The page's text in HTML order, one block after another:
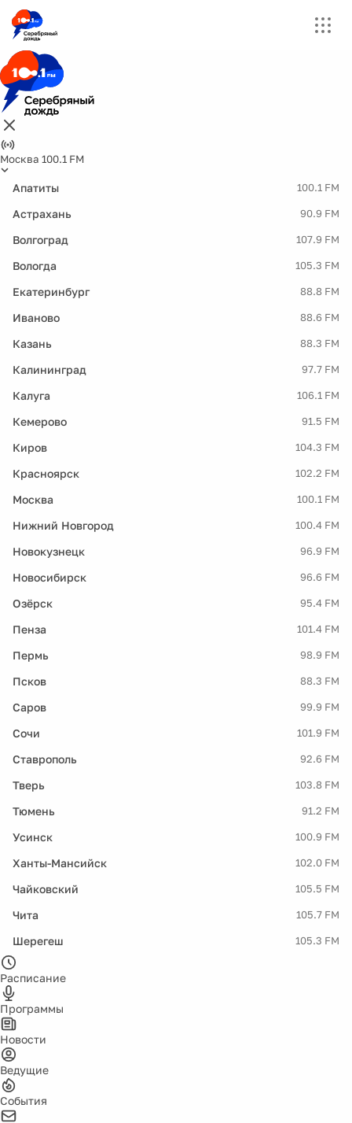
Москва 100.1 FM
Апатиты 100.1 FM
Астрахань 90.9 FM
Волгоград 107.9 FM
Вологда 105.3 FM
Екатеринбург 88.8 FM
Иваново 88.6 FM
Казань 88.3 FM
Калининград 97.7 FM
Калуга 106.1 FM
Кемерово 91.5 FM
Киров 104.3 FM
Красноярск 102.2 FM
Москва 100.1 FM
Нижний Новгород 100.4 FM
Новокузнецк 96.9 FM
Новосибирск 96.6 FM
Озёрск 95.4 FM
Пенза 101.4 FM
Пермь 98.9 FM
Псков 88.3 FM
Саров 99.9 FM
Сочи 101.9 FM
Ставрополь 92.6 FM
Тверь 103.8 FM
Тюмень 91.2 FM
Усинск 100.9 FM
Ханты-Мансийск 102.0 FM
Чайковский 105.5 FM
Чита 105.7 FM
Шерегеш 105.3 FM
Расписание
Программы
Новости
Ведущие
События